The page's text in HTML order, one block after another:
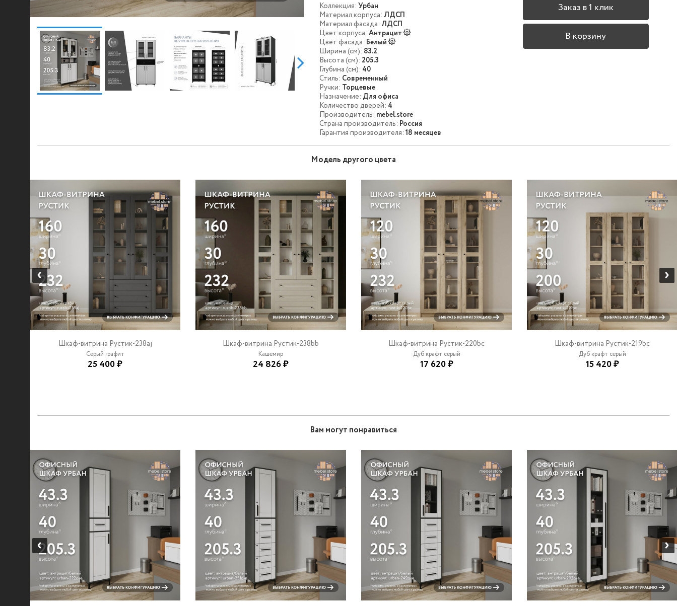
© 2021-2026 mebel.store
Коллекция: Урбан
Материал корпуса: ЛДСП
Материал фасада: ЛДСП
Цвет корпуса: Антрацит
Цвет фасада: Белый
Ширина (см): 83.2
Высота (см): 205.3
Глубина (см): 40
Стиль: Современный
Ручки: Торцевые
Назначение: Для офиса
Количество дверей: 4
Производитель: mebel.store
Страна производитель: Россия
Гарантия производителя: 18 месяцев
Заказ в 1 клик
В корзину
Модель другого цвета
Шкаф-витрина Рустик-238aj
Серый графит
25 400 ₽
Шкаф-витрина Рустик-238bb
Кашемир
24 826 ₽
Шкаф-витрина Рустик-220bc
Дуб крафт серый
17 620 ₽
Шкаф-витрина Рустик-219bc
Дуб крафт серый
15 420 ₽
Вам могут понравиться